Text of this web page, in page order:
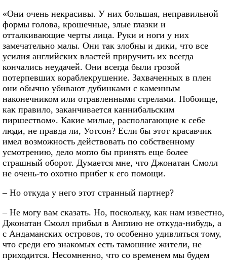
«Они очень некрасивы. У них большая, неправильной
формы голова, крошечные, злые глазки и
отталкивающие черты лица. Руки и ноги у них
замечательно малы. Они так злобны и дики, что все
усилия английских властей приручить их всегда
кончались неудачей. Они всегда были грозой
потерпевших кораблекрушение. Захваченных в плен
они обычно убивают дубинками с каменным
наконечником или отравленными стрелами. Побоище,
как правило, заканчивается каннибальским
пиршеством». Какие милые, располагающие к себе
люди, не правда ли, Уотсон? Если бы этот красавчик
имел возможность действовать по собственному
усмотрению, дело могло бы принять еще более
страшный оборот. Думается мне, что Джонатан Смолл
не очень-то охотно прибег к его помощи.
– Но откуда у него этот странный партнер?
– Не могу вам сказать. Но, поскольку, как нам известно,
Джонатан Смолл прибыл в Англию не откуда-нибудь, а
с Андаманских островов, то особенно удивляться тому,
что среди его знакомых есть тамошние жители, не
приходится. Несомненно, что со временем мы будем